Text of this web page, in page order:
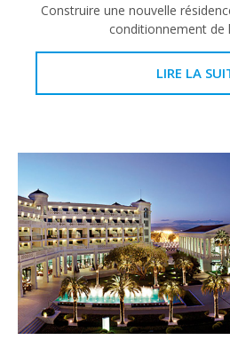
Construire une nouvelle
conditionnement de
LIRE LA